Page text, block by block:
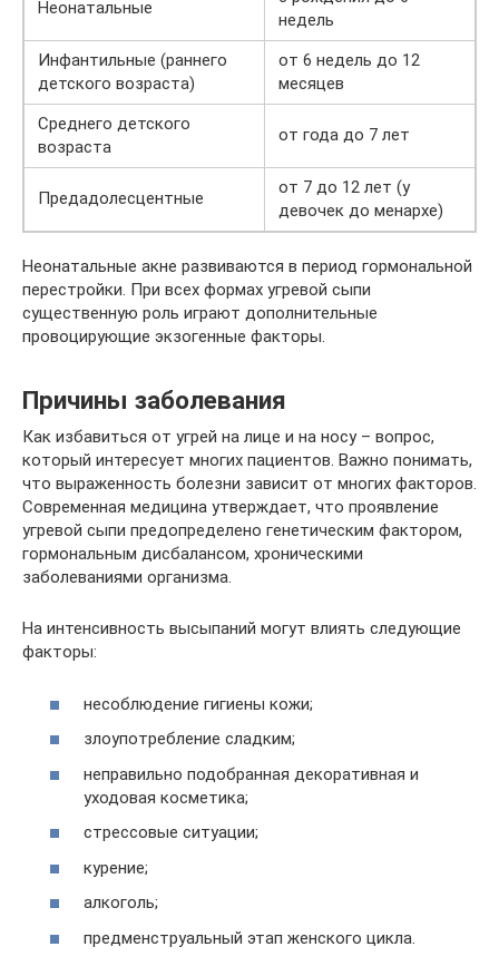
Неонатальные
недель
Инфантильные (раннего
детского возраста)
от 6 недель до 12
месяцев
Среднего детского
возраста
от года до 7 лет
Предадолесцентные
от 7 до 12 лет (у
девочек до менархе)
Неонатальные акне развиваются в период гормональной
перестройки. При всех формах угревой сыпи
существенную роль играют дополнительные
провоцирующие экзогенные факторы.
Причины заболевания
Как избавиться от угрей на лице и на носу – вопрос,
который интересует многих пациентов. Важно понимать,
что выраженность болезни зависит от многих факторов.
Современная медицина утверждает, что проявление
угревой сыпи предопределено генетическим фактором,
гормональным дисбалансом, хроническими
заболеваниями организма.
На интенсивность высыпаний могут влиять следующие
факторы:
несоблюдение гигиены кожи;
злоупотребление сладким;
неправильно подобранная декоративная и
уходовая косметика;
стрессовые ситуации;
курение;
алкоголь;
предменструальный этап женского цикла.